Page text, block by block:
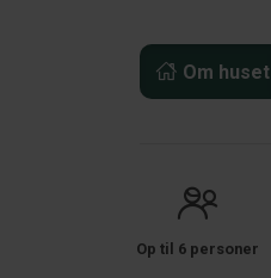
Om huset
Op til 6 personer